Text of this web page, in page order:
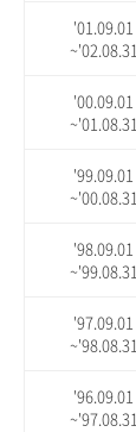
'01.09.01
~'02.08.31
'00.09.01
~'01.08.31
'99.09.01
~'00.08.31
'98.09.01
~'99.08.31
'97.09.01
~'98.08.31
'96.09.01
~'97.08.31